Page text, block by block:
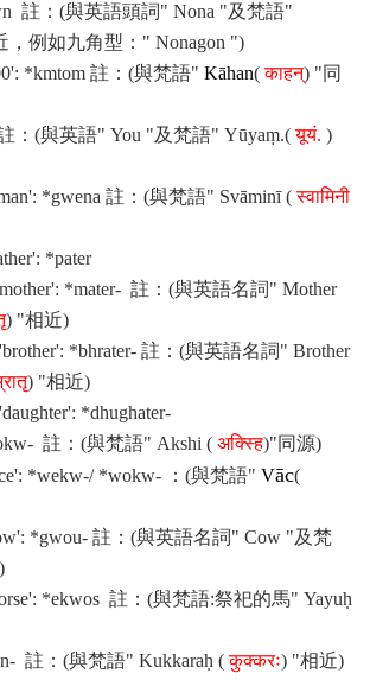
註：(與英語頭詞" Nona "及梵語"
例如九角型：" Nonagon ")
*kmtom 註：(與梵語" Kāhan( काहन्) "同
：(與英語" You "及梵語" Yūyaṃ.(यूयं. )
*gwena 註：(與梵語" Svāminī(स्वामिनी
*pater
*mater- 註：(與英語名詞" Mother
) "相近)
'brother': *bhrater- 註：(與英語名詞" Brother
) "相近)
'daughter': *dhughater-
註：(與梵語" Akshi ( अक्स्हि)"同源)
*wekw-/ *wokw- ：(與梵語" Vāc(
*gwou- 註：(與英語名詞" Cow "及梵
*ekwos 註：(與梵語:祭祀的馬" Yayuḥ
註：(與梵語" Kukkaraḥ (कुक्करः) "相近)